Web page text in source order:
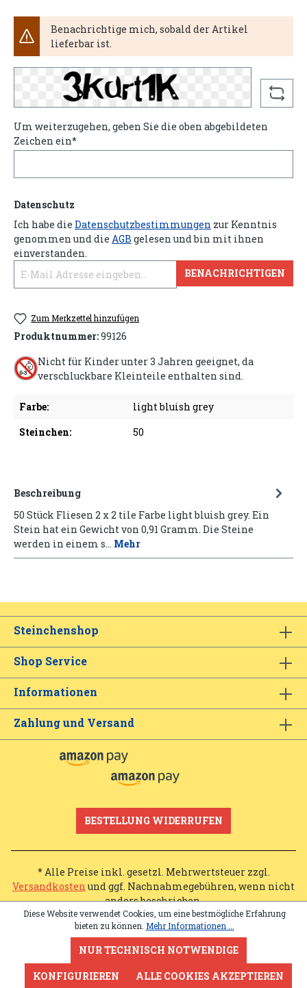
Benachrichtige mich, sobald der Artikel
lieferbar ist.
Um weiterzugehen, geben Sie die oben abgebildeten
Zeichen ein*
Datenschutz
Ich habe die Datenschutzbestimmungen zur Kenntnis
genommen und die AGB gelesen und bin mit ihnen
einverstanden.
BENACHRICHTIGEN
Zum Merkzettel hinzufügen
Produktnummer:99126
Nicht für Kinder unter 3 Jahren geeignet, da
verschluckbare Kleinteile enthalten sind.
Farbe:
light bluish grey
Steinchen:
50
Beschreibung
50 Stück Fliesen 2 x 2 tile Farbe light bluish grey. Ein
Stein hat ein Gewicht von 0,91 Gramm. Die Steine
werden in einem s… Mehr
Steinchenshop
Shop Service
Informationen
Zahlung und Versand
BESTELLUNG WIDERRUFEN
* Alle Preise inkl. gesetzl. Mehrwertsteuer zzgl.
Versandkosten und ggf. Nachnahmegebühren, wenn nicht
anders beschrieben.
Diese Website verwendet Cookies, um eine bestmögliche Erfahrung
bieten zu können. Mehr Informationen ...
NUR TECHNISCH NOTWENDIGE
KONFIGURIEREN
ALLE COOKIES AKZEPTIEREN